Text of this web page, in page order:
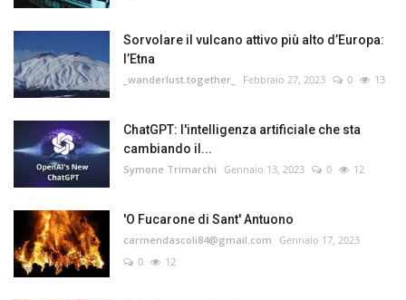
Sorvolare il vulcano attivo più alto d’Europa:
l’Etna
_wanderlust.together_ Febbraio 27, 2023 0 13
ChatGPT: l'intelligenza artificiale che sta
cambiando il...
Symone Trimarchi Gennaio 13, 2023 0 12
'O Fucarone di Sant' Antuono
carmendascoli84@gmail.com
Gennaio 17, 2023
0
12